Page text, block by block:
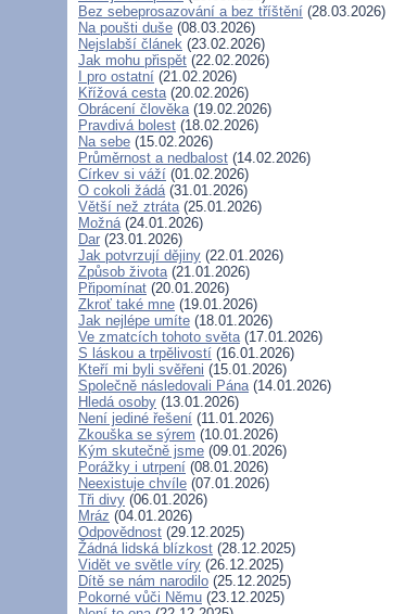
Bez sebeprosazování a bez tříštění (28.03.2026)
Na poušti duše (08.03.2026)
Nejslabší článek (23.02.2026)
Jak mohu přispět (22.02.2026)
I pro ostatní (21.02.2026)
Křížová cesta(20.02.2026)
Obrácení člověka(19.02.2026)
Pravdivá bolest (18.02.2026)
Na sebe (15.02.2026)
Průměrnost a nedbalost (14.02.2026)
Církev si váží (01.02.2026)
O cokoli žádá(31.01.2026)
Větší než ztráta(25.01.2026)
Možná(24.01.2026)
Dar (23.01.2026)
Jak potvrzují dějiny (22.01.2026)
Způsob života(21.01.2026)
Připomínat (20.01.2026)
Zkroť také mne (19.01.2026)
Jak nejlépe umíte (18.01.2026)
Ve zmatcích tohoto světa(17.01.2026)
S láskou a trpělivostí (16.01.2026)
Kteří mi byli svěřeni (15.01.2026)
Společně následovali Pána(14.01.2026)
Hledá osoby (13.01.2026)
Není jediné řešení (11.01.2026)
Zkouška se sýrem (10.01.2026)
Kým skutečně jsme (09.01.2026)
Porážky i utrpení (08.01.2026)
Neexistuje chvíle (07.01.2026)
Tři divy (06.01.2026)
Mráz (04.01.2026)
Odpovědnost (29.12.2025)
Žádná lidská blízkost (28.12.2025)
Vidět ve světle víry (26.12.2025)
Dítě se nám narodilo (25.12.2025)
Pokorné vůči Němu (23.12.2025)